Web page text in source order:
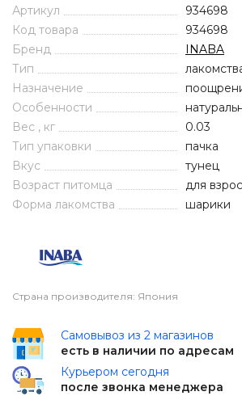
Артикул
934698
Код товара
934698
Бренд
INABA
Тип
Назначение
Особенности
Вес , кг
0.03
Тип упаковки
пачка
Вкус
тунец
Возраст питомца
для
Форма лакомства
шарики
Страна производителя: Япония
Самовывоз из 2 магазинов
есть в наличии по адресам
Курьером сегодня
после звонка менеджера